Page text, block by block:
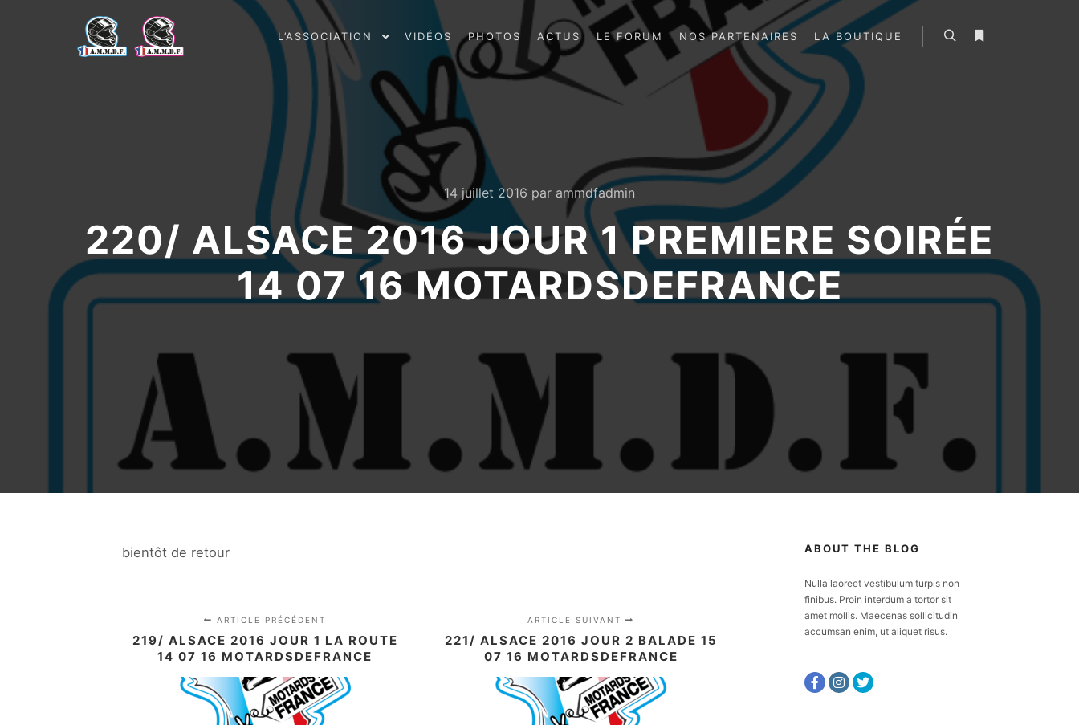
L’ASSOCIATION VIDÉOS PHOTOS ACTUS LE FORUM NOS PARTENAIRES LA BOUTIQUE
14 juillet 2016 par ammdfadmin
220/ ALSACE 2016 JOUR 1 PREMIERE SOIRÉE
14 07 16 MOTARDSDEFRANCE
bientôt de retour
ARTICLE PRÉCÉDENT
219/ ALSACE 2016 JOUR 1 LA ROUTE
14 07 16 MOTARDSDEFRANCE
ARTICLE SUIVANT
221/ ALSACE 2016 JOUR 2 BALADE 15
07 16 MOTARDSDEFRANCE
ABOUT THE BLOG
Nulla laoreet vestibulum turpis non
finibus. Proin interdum a tortor sit
amet mollis. Maecenas sollicitudin
accumsan enim, ut aliquet risus.